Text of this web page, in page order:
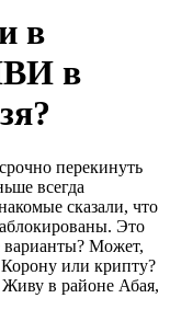
в
в
перекинуть
всегда
сказали, что
Это
варианты? Может,
или крипту?
в районе Абая,